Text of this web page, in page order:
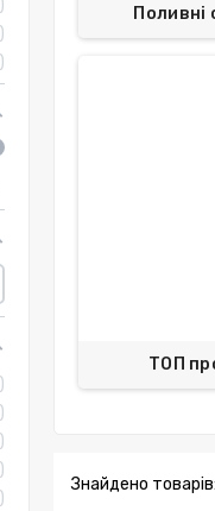
Поливні
ТОП
Знайдено